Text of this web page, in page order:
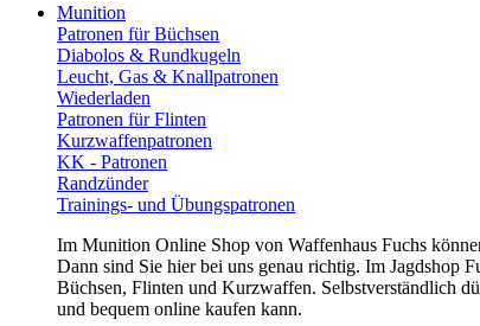
Munition
Patronen für Büchsen
Diabolos & Rundkugeln
Leucht, Gas & Knallpatronen
Wiederladen
Patronen für Flinten
Kurzwaffenpatronen
KK - Patronen
Randzünder
Trainings- und Übungspatronen
Im Munition Online Shop von Waffenhaus Fuchs
Dann sind Sie hier bei uns genau richtig. Im Jagdshop
Büchsen, Flinten und Kurzwaffen. Selbstverständlich
und bequem online kaufen kann.